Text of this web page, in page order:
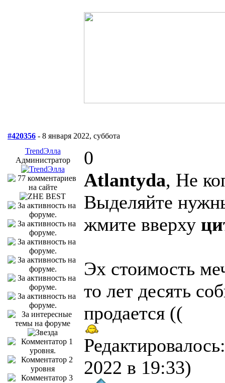
#420356 - 8 января 2022, суббота
TrendЭлла
Администратор
0
Atlantyda, Не
Выделяйте
жмите вверху
Эх стоимость
то лет десять
продается ((
2022 в 19:33)